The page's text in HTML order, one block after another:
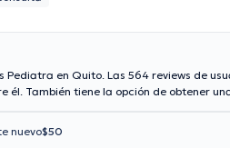
Pediatra en Quito. Las 564 reviews de
él. También tiene la opción de obtener
con cualquier aseguradora. El precio
Cepeda es de $45. En su consultorio
nuevo$50